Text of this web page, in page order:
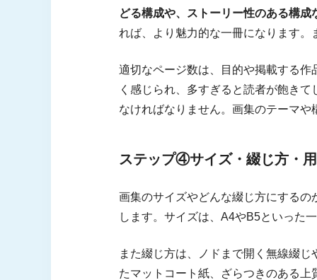
どる構成や、ストーリー性のある構成
れば、より魅力的な一冊になります
適切なページ数は、目的や掲載する作
く感じられ、多すぎると読者が飽き
なければなりません。画集のテーマ
ステップ④サイズ・綴じ方・
画集のサイズやどんな綴じ方にする
します。サイズは、A4やB5といった
また綴じ方は、ノドまで開く無線綴
たマットコート紙、ざらつきのある